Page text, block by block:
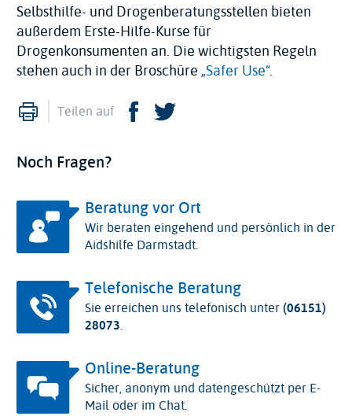
Selbsthilfe- und Drogenberatungsstellen bieten
außerdem Erste-Hilfe-Kurse für
Drogenkonsumenten an. Die wichtigsten Regeln
stehen auch in der Broschüre„Safer Use“.
Drucken
Teilen auf Facebook
Noch Fragen?
Beratung vor Ort
Wir beraten eingehend und persönlich in der
Aidshilfe Darmstadt.
Telefonische Beratung
Sie erreichen uns telefonisch unter(06151)
28073.
Online-Beratung
Sicher, anonym und datengeschützt per E-
Mail oder im Chat.